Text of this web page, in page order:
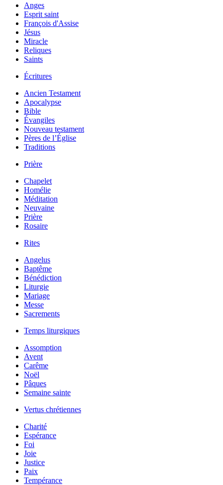
Anges
Esprit saint
François d'Assise
Jésus
Miracle
Reliques
Saints
Écritures
Ancien Testament
Apocalypse
Bible
Évangiles
Nouveau testament
Pères de l’Église
Traditions
Prière
Chapelet
Homélie
Méditation
Neuvaine
Prière
Rosaire
Rites
Angelus
Baptême
Bénédiction
Liturgie
Mariage
Messe
Sacrements
Temps liturgiques
Assomption
Avent
Carême
Noël
Pâques
Semaine sainte
Vertus chrétiennes
Charité
Espérance
Foi
Joie
Justice
Paix
Tempérance